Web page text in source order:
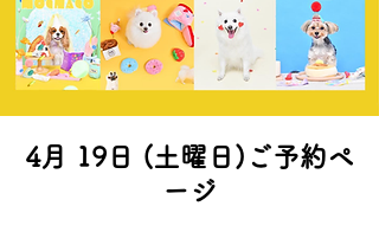
4月 19日 (土曜日)ご予約ペ
ージ